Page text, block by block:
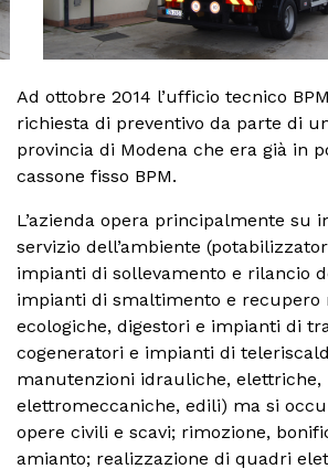
Ad ottobre 2014 l’ufficio tecnico
richiesta di preventivo da parte di
provincia di Modena che era già in
cassone fisso BPM.
L’azienda opera principalmente su
servizio dell’ambiente
impianti di sollevamento e rilancio
impianti di smaltimento e recupero
ecologiche, digestori e impianti di
cogeneratori e impianti di
manutenzioni idrauliche, elettriche,
elettromeccaniche, edili) ma si
opere civili e scavi; rimozione,
amianto; realizzazione di quadri